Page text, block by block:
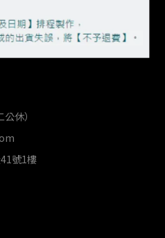
退款政策 隱私政策
減點糖甜點徽章
休）
號1樓